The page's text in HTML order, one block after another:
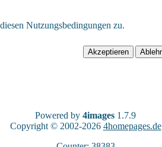
Nutzungsbedingungen zu.
Powered by 4images 1.7.9
Copyright © 2002-2026 4homepages.de